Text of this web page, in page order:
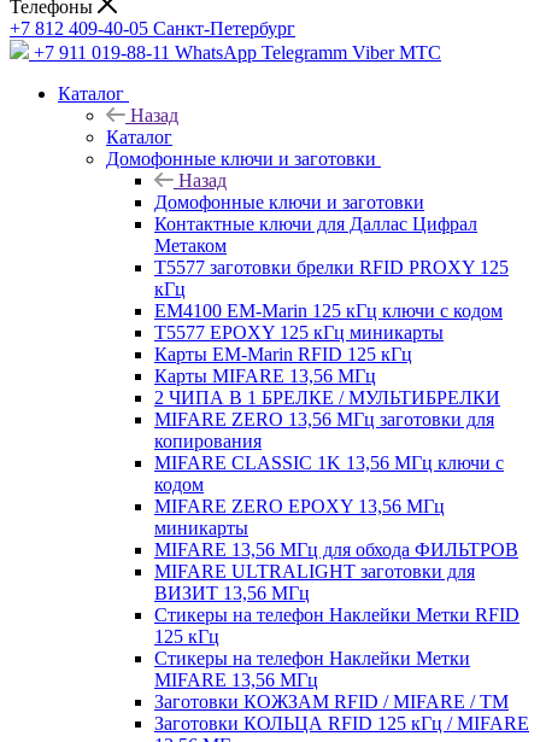
Телефоны
+7 812 409-40-05 Санĸт-Петербург
+7 911 019-88-11 WhatsApp Telegramm Viber МТС
Каталог
Назад
Каталог
Домофонные ключи и заготовки
Назад
Домофонные ключи и заготовки
Контактные ключи для Даллас Цифрал
Метаком
T5577 заготовки брелки RFID PROXY 125
кГц
EM4100 EM-Marin 125 кГц ключи с кодом
T5577 EPOXY 125 кГц миникарты
Карты EM-Marin RFID 125 кГц
Карты MIFARE 13,56 МГц
2 ЧИПА В 1 БРЕЛКЕ / МУЛЬТИБРЕЛКИ
MIFARE ZERO 13,56 МГц заготовки для
копирования
MIFARE CLASSIC 1K 13,56 МГц ключи с
кодом
MIFARE ZERO EPOXY 13,56 МГц
миникарты
MIFARE 13,56 МГц для обхода ФИЛЬТРОВ
MIFARE ULTRALIGHT заготовки для
ВИЗИТ 13,56 МГц
Стикеры на телефон Наклейки Метки RFID
125 кГц
Стикеры на телефон Наклейки Метки
MIFARE 13,56 МГц
Заготовки КОЖЗАМ RFID / MIFARE / TM
Заготовки КОЛЬЦА RFID 125 кГц / MIFARE